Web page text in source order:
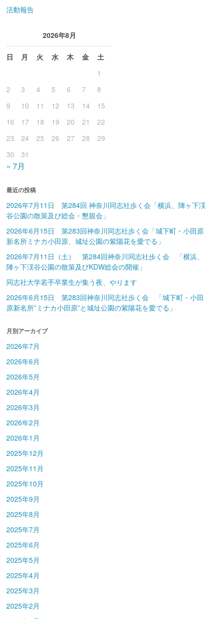
活動報告
2026年8月
日 月 火 水 木 金
土
1
2
3 4 5 6 7
8
9
10 11 12 13 14
15
16
17 18 19 20 21
22
23
24 25 26 27 28
29
30
31
« 7月
最近の投稿
2026年7月11日 第284回 神奈川同志社歩く会「横浜、陣ヶ下渓
谷公園の散策及び総会・懇親会」
2026年6月15日 第283回神奈川同志社歩く会「城下町・小田原
新名所ミナカ小田原、城址公園の紫陽花を愛でる」
2026年7月11日（土） 第284回神奈川同志社歩く会 「横浜、
陣ヶ下渓谷公園の散策及びKDW総会の開催」
同志社大学若手卒業生が集う夜、やります
2026年6月15日 第283回神奈川同志社歩く会 「城下町・小田
原新名所”ミナカ小田原”と城址公園の紫陽花を愛でる」
月別アーカイブ
2026年7月
2026年6月
2026年5月
2026年4月
2026年3月
2026年2月
2026年1月
2025年12月
2025年11月
2025年10月
2025年9月
2025年8月
2025年7月
2025年6月
2025年5月
2025年4月
2025年3月
2025年2月